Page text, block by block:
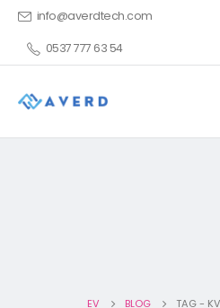
info@averdtech.com
0537 777 63 54
EV BLOG TAG -